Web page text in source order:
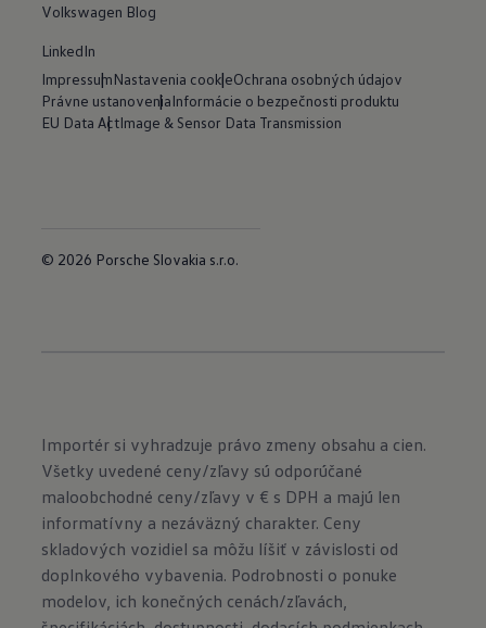
Volkswagen Blog
LinkedIn
ImpressumNastavenia cookieOchrana osobných údajov
Právne ustanoveniaInformácie o bezpečnosti produktu
EU Data ActImage & Sensor Data Transmission
© 2026 Porsche Slovakia s.r.o.
Importér si vyhradzuje právo zmeny obsahu a cien.
Všetky uvedené ceny/zľavy sú odporúčané
maloobchodné ceny/zľavy v € s DPH a majú len
informatívny a nezáväzný charakter. Ceny
skladových vozidiel sa môžu líšiť v závislosti od
doplnkového vybavenia. Podrobnosti o ponuke
modelov, ich konečných cenách/zľavách,